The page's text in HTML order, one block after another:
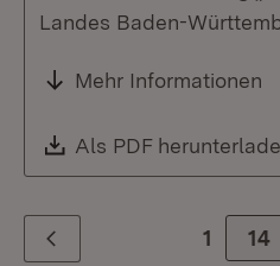
Landes Baden-
Mehr Informationen
Download:
Als PDF
Zurück 1 14